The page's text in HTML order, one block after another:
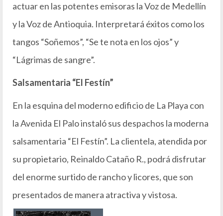
actuar en las potentes emisoras la Voz de Medellín
y la Voz de Antioquia. Interpretará éxitos como los
tangos “Soñemos”, “Se te nota en los ojos” y
“Lágrimas de sangre”.
Salsamentaria “El Festín”
En la esquina del moderno edificio de La Playa con
la Avenida El Palo instaló sus despachos la moderna
salsamentaria “El Festín”. La clientela, atendida por
su propietario, Reinaldo Cataño R., podrá disfrutar
del enorme surtido de rancho y licores, que son
presentados de manera atractiva y vistosa.